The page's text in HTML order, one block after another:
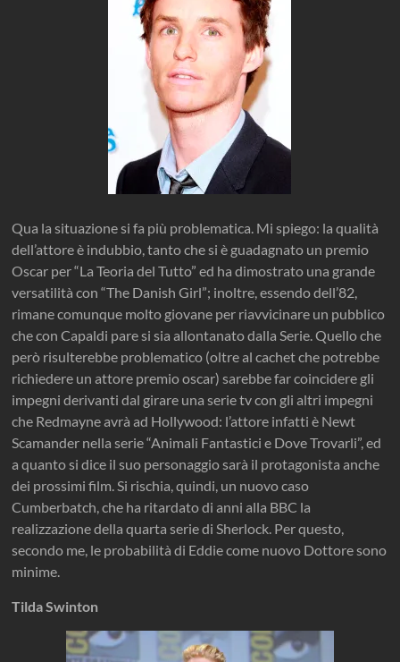
Qua la situazione si fa più problematica. Mi spiego: la qualità
dell’attore è indubbio, tanto che si è guadagnato un premio
Oscar per “La Teoria del Tutto” ed ha dimostrato una grande
versatilità con “The Danish Girl”; inoltre, essendo dell’82,
rimane comunque molto giovane per riavvicinare un pubblico
che con Capaldi pare si sia allontanato dalla Serie. Quello che
però risulterebbe problematico (oltre al cachet che potrebbe
richiedere un attore premio oscar) sarebbe far coincidere gli
impegni derivanti dal girare una serie tv con gli altri impegni
che Redmayne avrà ad Hollywood: l’attore infatti è Newt
Scamander nella serie “Animali Fantastici e Dove Trovarli”, ed
a quanto si dice il suo personaggio sarà il protagonista anche
dei prossimi film. Si rischia, quindi, un nuovo caso
Cumberbatch, che ha ritardato di anni alla BBC la
realizzazione della quarta serie di Sherlock. Per questo,
secondo me, le probabilità di Eddie come nuovo Dottore sono
minime.
Tilda Swinton